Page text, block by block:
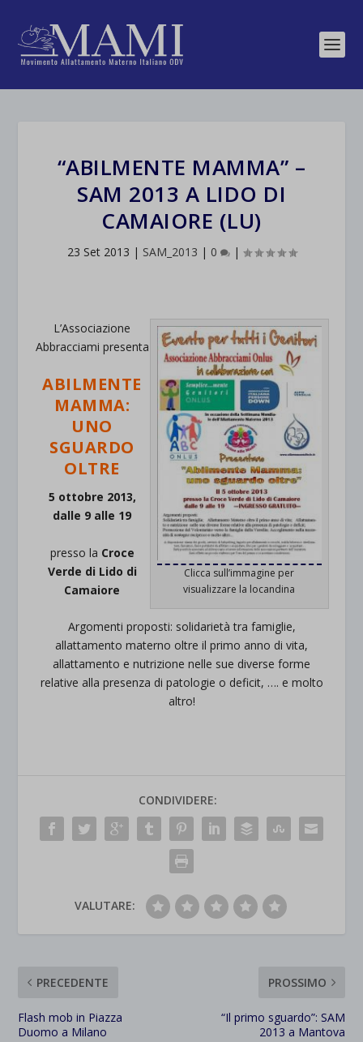
“ABILMENTE MAMMA” –
SAM 2013 A LIDO DI
CAMAIORE (LU)
23 Set 2013 | SAM_2013 | 0 |
Clicca sull’immagine per
visualizzare la locandina
L’Associazione
Abbracciami presenta
ABILMENTE
MAMMA:
UNO
SGUARDO
OLTRE
5 ottobre 2013,
dalle 9 alle 19
presso la Croce
Verde di Lido di
Camaiore
Argomenti proposti: solidarietà tra famiglie,
allattamento materno oltre il primo anno di vita,
allattamento e nutrizione nelle sue diverse forme
relative alla presenza di patologie o deficit, …. e molto
altro!
CONDIVIDERE:
VALUTARE:
PRECEDENTE
Flash mob in Piazza
Duomo a Milano
PROSSIMO
“Il primo sguardo”: SAM
2013 a Mantova